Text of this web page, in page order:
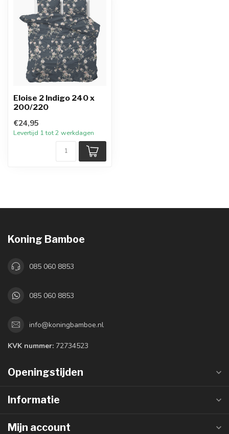
Eloise 2 Indigo 240 x
200/220
€24,95
Levertijd 1 tot 2 werkdagen
Koning Bamboe
085 060 8853
085 060 8853
info@koningbamboe.nl
KVK nummer: 72734523
Openingstijden
Informatie
Mijn account